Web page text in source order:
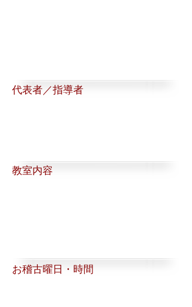
代表者／指導者
​教室内容
お稽古曜日・時間